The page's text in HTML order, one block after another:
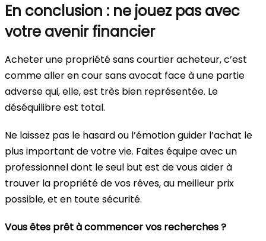
En conclusion : ne jouez pas avec
votre avenir financier
Acheter une propriété sans courtier acheteur, c’est
comme aller en cour sans avocat face à une partie
adverse qui, elle, est très bien représentée. Le
déséquilibre est total.
Ne laissez pas le hasard ou l’émotion guider l’achat le
plus important de votre vie. Faites équipe avec un
professionnel dont le seul but est de vous aider à
trouver la propriété de vos rêves, au meilleur prix
possible, et en toute sécurité.
Vous êtes prêt à commencer vos recherches ?